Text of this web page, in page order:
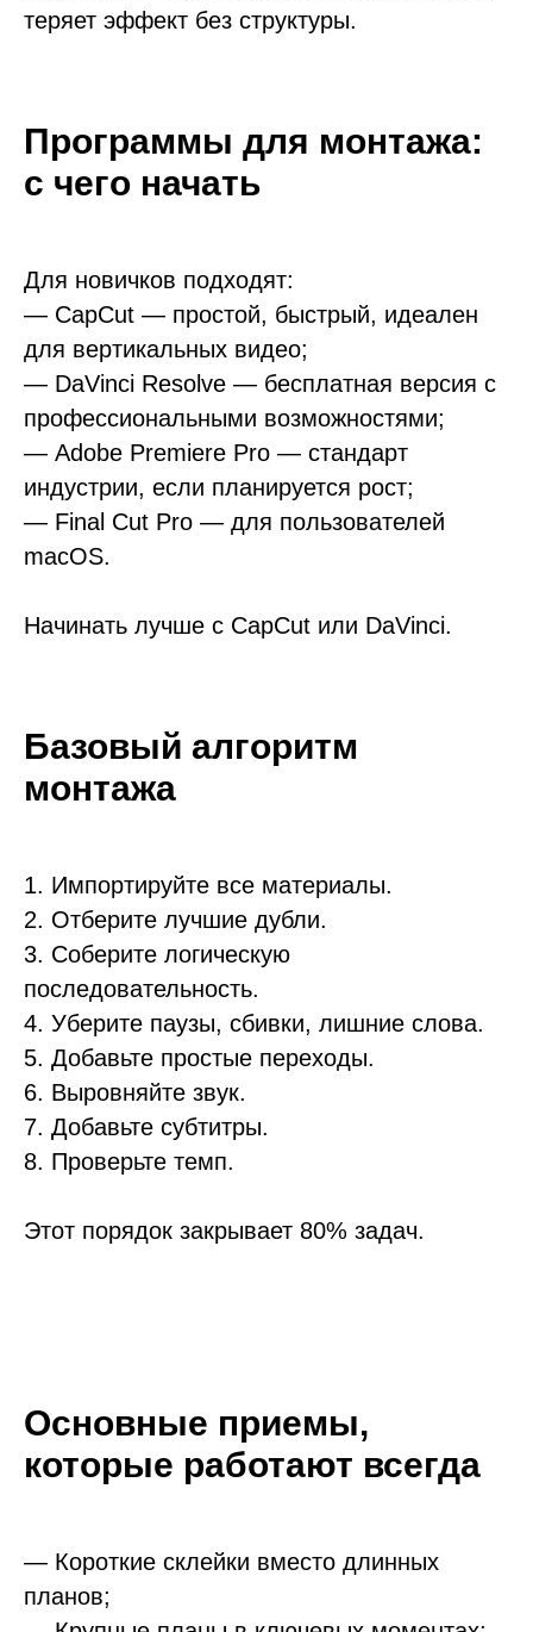
теряет эффект без структуры.
Программы для монтажа:
с чего начать
Для новичков подходят:
— CapCut — простой, быстрый, идеален
для вертикальных видео;
— DaVinci Resolve — бесплатная версия с
профессиональными возможностями;
— Adobe Premiere Pro — стандарт
индустрии, если планируется рост;
— Final Cut Pro — для пользователей
macOS.
Начинать лучше с CapCut или DaVinci.
Базовый алгоритм
монтажа
1. Импортируйте все материалы.
2. Отберите лучшие дубли.
3. Соберите логическую
последовательность.
4. Уберите паузы, сбивки, лишние слова.
5. Добавьте простые переходы.
6. Выровняйте звук.
7. Добавьте субтитры.
8. Проверьте темп.
Этот порядок закрывает 80% задач.
Основные приемы,
которые работают всегда
— Короткие склейки вместо длинных
планов;